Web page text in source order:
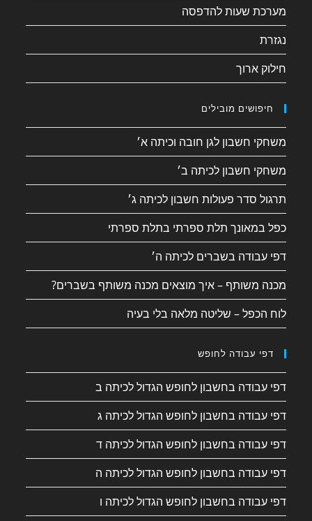
מערכת שעות להדפסה
נגזרת
חילוק ארוך
חיפושים מובילים
משחקי חשבון לגן חובה וכיתה א׳
משחקי חשבון לכיתה ב׳
תרגול סדר פעולות חשבון לכיתה ג׳
כפל במאונך תלת ספרתי בתלת ספרתי
דפי עבודה בשברים לכיתה ה׳
מכנה משותף – איך מוצאים מכנה משותף בשברים?
לוח הכפל – שליטה מלאה בלי בעיה
דפי עבודה לחופש
דפי עבודה בחשבון לחופש הגדול לכיתה ב
דפי עבודה בחשבון לחופש הגדול לכיתה ג
דפי עבודה בחשבון לחופש הגדול לכיתה ד
דפי עבודה בחשבון לחופש הגדול לכיתה ה
דפי עבודה בחשבון לחופש הגדול לכיתה ו